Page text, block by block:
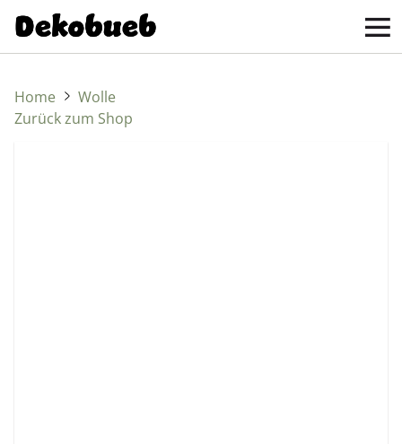
Home
Wolle
Zurück zum Shop